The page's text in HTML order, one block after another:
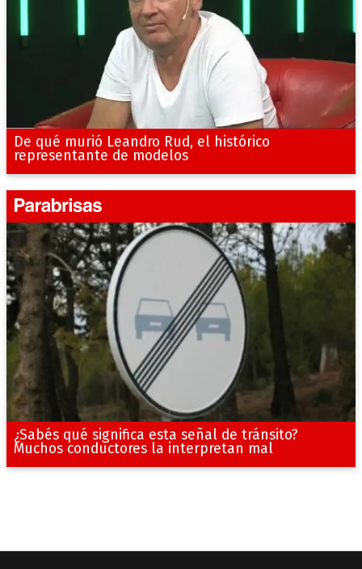
De qué murió Leandro Rud, el histórico
representante de modelos
¿Sabés qué significa esta señal de tránsito?
Muchos conductores la interpretan mal